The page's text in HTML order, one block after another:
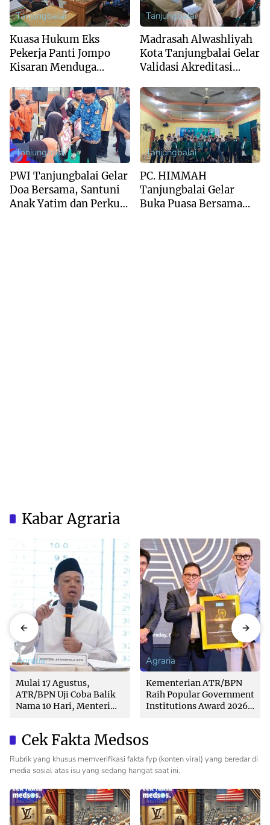
Tanjungbalai
Kuasa Hukum Eks
Pekerja Panti Jompo
Kisaran Menduga
Bentuk PHK
Terselebung
Tanjungbalai
Madrasah Alwashliyah
Kota Tanjungbalai Gelar
Validasi Akreditasi
BAN-PDM Tahun 2026
Tanjungbalai
PWI Tanjungbalai Gelar
Doa Bersama, Santuni
Anak Yatim dan Perkuat
Tanjungbalai
PC. HIMMAH
Tanjungbalai Gelar
Buka Puasa Bersama
Kabar Agraria
Agraria
Mulai 17 Agustus,
ATR/BPN Uji Coba Balik
Nama 10 Hari, Menteri
Agraria
Kementerian ATR/BPN
Raih Popular Government
Institutions Award 2026
Cek Fakta Medsos
Rubrik yang khusus memverifikasi fakta fyp (konten viral) yang beredar di
media sosial atas isu yang sedang hangat saat ini.